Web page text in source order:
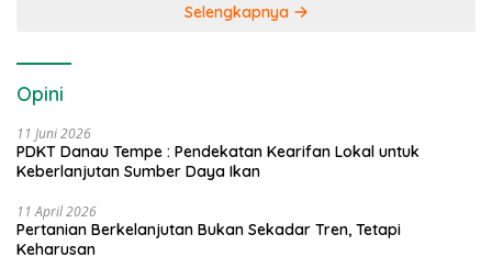
Selengkapnya
Opini
11 Juni 2026
PDKT Danau Tempe : Pendekatan Kearifan Lokal untuk
Keberlanjutan Sumber Daya Ikan
11 April 2026
Pertanian Berkelanjutan Bukan Sekadar Tren, Tetapi
Keharusan